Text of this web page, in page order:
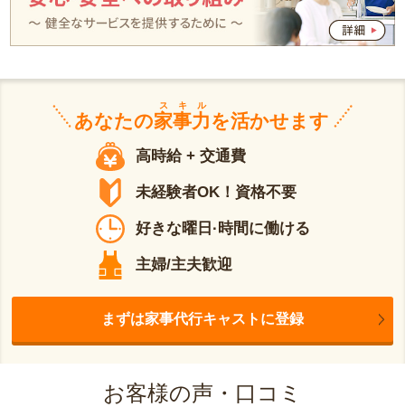
あなたの家事力
スキル
を活かせます
高時給 + 交通費
未経験者OK！資格不要
好きな曜日·時間に働ける
主婦/主夫歓迎
まずは家事代行キャストに登録
お客様の声・口コミ